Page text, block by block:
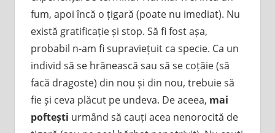
fum, apoi încă o țigară (poate nu imediat). Nu
există gratificație și stop. Să fi fost așa,
probabil n-am fi supraviețuit ca specie. Ca un
individ să se hrănească sau să se coțăie (să
facă dragoste) din nou și din nou, trebuie să
fie și ceva plăcut pe undeva. De aceea, mai
poftești urmând să cauți acea nenorocită de